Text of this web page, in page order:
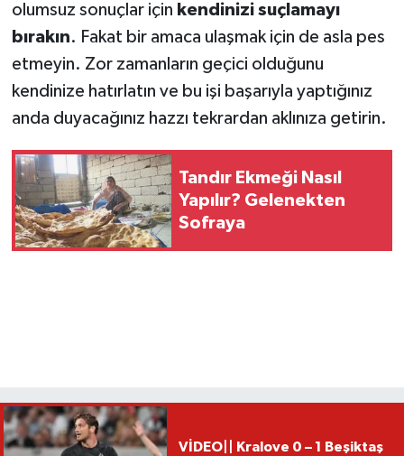
olumsuz sonuçlar için kendinizi suçlamayı
bırakın. Fakat bir amaca ulaşmak için de asla pes
etmeyin. Zor zamanların geçici olduğunu
kendinize hatırlatın ve bu işi başarıyla yaptığınız
anda duyacağınız hazzı tekrardan aklınıza getirin.
Tandır Ekmeği Nasıl
Yapılır? Gelenekten
Sofraya
VİDEO|| Kralove 0 – 1 Beşiktaş